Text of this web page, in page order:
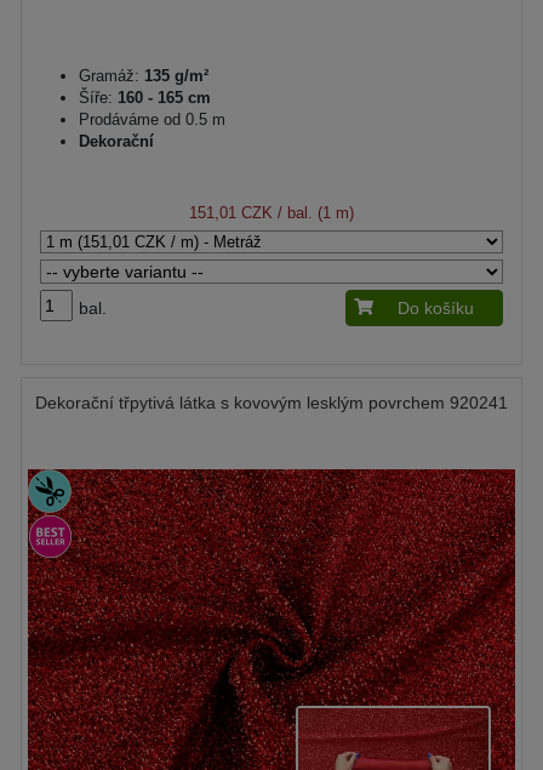
Gramáž: 135 g/m²
Šíře: 160 - 165 cm
Prodáváme od 0.5 m
Dekorační
151,01 CZK / bal. (1 m)
bal. Do košíku
Dekorační třpytivá látka s kovovým lesklým povrchem 920241